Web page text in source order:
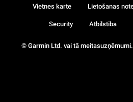
© Garmin Ltd. vai tā
Vietnes karte Lietošanas
Security Atbilstība